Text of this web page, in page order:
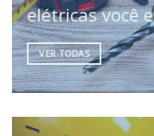
elétricas você
VER TODAS